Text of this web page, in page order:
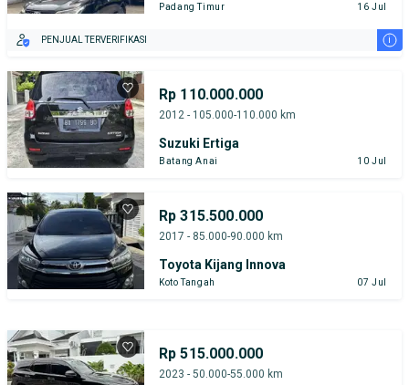
Padang Timur 16 Jul
PENJUAL TERVERIFIKASI i
Rp 110.000.000
2012 - 105.000-110.000 km
Suzuki Ertiga
Batang Anai 10 Jul
Rp 315.500.000
2017 - 85.000-90.000 km
Toyota Kijang Innova
Koto Tangah 07 Jul
Rp 515.000.000
2023 - 50.000-55.000 km